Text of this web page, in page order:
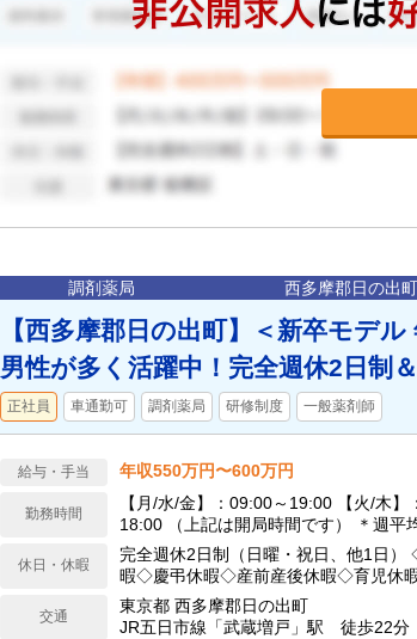
調剤薬局 西多摩郡日の出町
【西多摩郡日の出町】＜新卒モデ
男性が多く活躍中！完全週休2日制
正社員 車通勤可 調剤薬局 研修制度 一般薬剤師
給与・手当 年収550万円〜600万円
勤務時間
【月/水/金】：09:00～19:00 【火/木
18:00 （上記は開局時間です） ＊週平
休日・休暇
完全週休2日制（日曜・祝日、他1日
暇◇慶弔休暇◇産前産後休暇◇育児休
交通
東京都 西多摩郡日の出町
JR五日市線「武蔵増戸」駅 徒歩22分